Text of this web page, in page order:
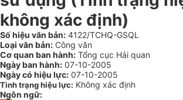
không xác định)
Số hiệu văn bản: 4122/TCHQ-GSQL
Loại văn bản: Công văn
Cơ quan ban hành: Tổng cục Hải quan
Ngày ban hành: 07-10-2005
Ngày có hiệu lực: 07-10-2005
Tình trạng hiệu lực: Không xác định
Ngôn ngữ: